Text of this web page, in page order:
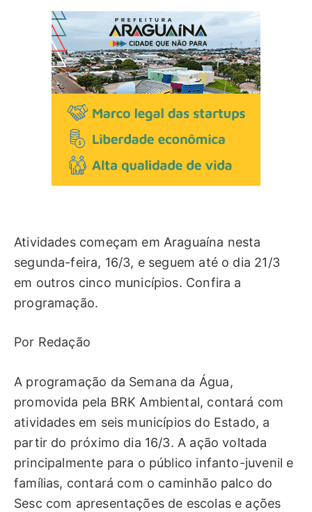
Atividades começam em Araguaína nesta
segunda-feira, 16/3, e seguem até o dia 21/3
em outros cinco municípios. Confira a
programação.
Por Redação
A programação da Semana da Água,
promovida pela BRK Ambiental, contará com
atividades em seis municípios do Estado, a
partir do próximo dia 16/3. A ação voltada
principalmente para o público infanto-juvenil e
famílias, contará com o caminhão palco do
Sesc com apresentações de escolas e ações